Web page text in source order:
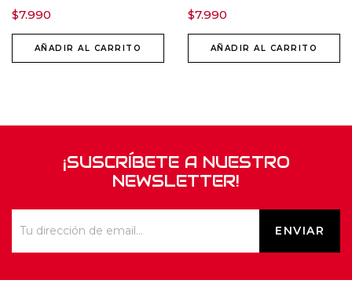
$7.990
AÑADIR AL CARRITO
$7.990
AÑADIR AL CARRITO
¡SUSCRÍBETE A NUESTRO
NEWSLETTER!